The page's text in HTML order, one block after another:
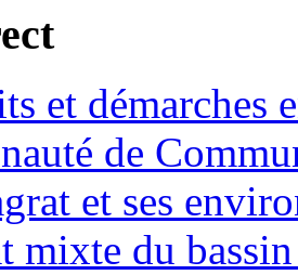
et démarches
de
et ses
mixte du